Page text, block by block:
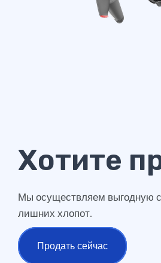
Хотите
Мы осуществляем выгодную
лишних хлопот.
Продать сейчас